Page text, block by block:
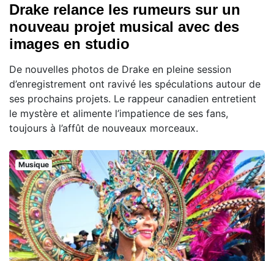
Drake relance les rumeurs sur un
nouveau projet musical avec des
images en studio
De nouvelles photos de Drake en pleine session
d’enregistrement ont ravivé les spéculations autour de
ses prochains projets. Le rappeur canadien entretient
le mystère et alimente l’impatience de ses fans,
toujours à l’affût de nouveaux morceaux.
Musique